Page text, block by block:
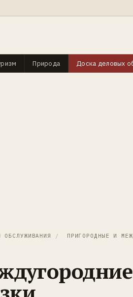
Природа Доска деловых
ОБСЛУЖИВАНИЯ /
ПРИГОРОДНЫЕ И